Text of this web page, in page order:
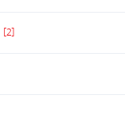
[2]